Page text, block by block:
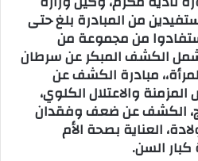
من المبادرة بلغ حتى
و500 حالة، استفادوا من مجموعة من
الكشف المبكر عن سرطان
مبادرة الكشف عن
المزمنة والاعتلال الكلوي،
الكشف عن ضعف وفقدان
العناية بصحة الأم
السن.